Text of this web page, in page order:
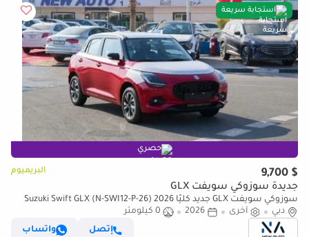
استجابة سريعة
حصري
$ 9,700 البريميوم
جديدة سوزوكي سويفت GLX
سوزوكي سويفت GLX جديد كليًا 2026 Suzuki Swift GLX (N-SWI12-P-26)
1.2L 3-Cylinder Hatchback African Specs – للتصدير فق (للتصدير فقط)
دبي أخرى 2026
0 كيلومتر
إتصل
واتساب